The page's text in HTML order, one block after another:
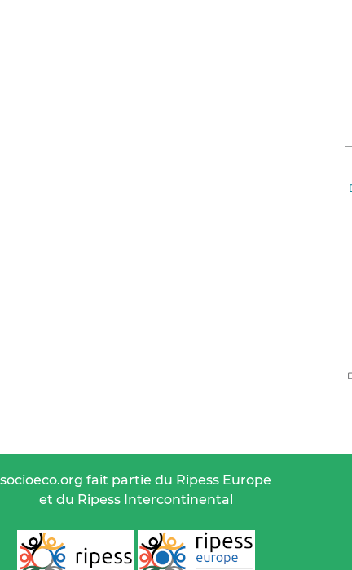
socioeco.org fait partie du Ripess Europe
et du Ripess Intercontinental